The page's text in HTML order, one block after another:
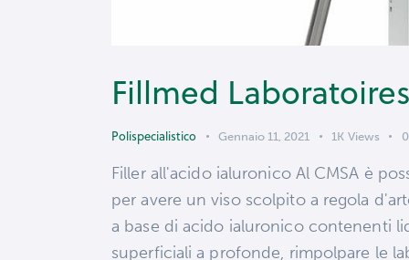
Fillmed Laboratoires
Polispecialistico Gennaio 11, 2021 1K Views 0
Filler all'acido ialuronico Al CMSA è
per avere un viso scolpito a regola
a base di acido ialuronico contenenti
superficiali a profonde, rimpolpare le